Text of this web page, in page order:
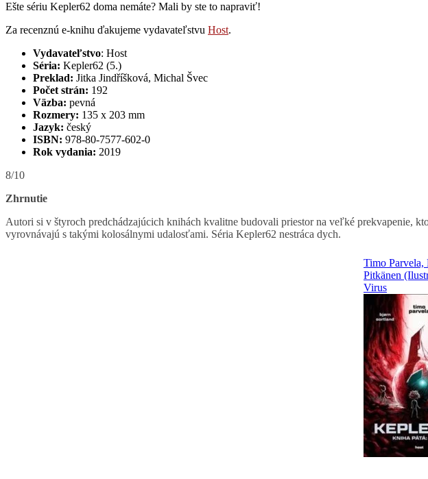
Ešte sériu Kepler62 doma nemáte? Mali by ste to napraviť!
Za recenznú e-knihu ďakujeme vydavateľstvu Host.
Vydavateľstvo: Host
Séria: Kepler62 (5.)
Preklad: Jitka Jindříšková, Michal Švec
Počet strán: 192
Väzba: pevná
Rozmery: 135 x 203 mm
Jazyk: český
ISBN: 978-80-7577-602-0
Rok vydania: 2019
8/10
Zhrnutie
Autori si v štyroch predchádzajúcich knihách kvalitne budovali priestor na veľké prekvapenie,
vyrovnávajú s takými kolosálnymi udalosťami. Séria Kepler62 nestráca dych.